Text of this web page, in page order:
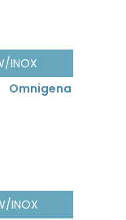
INOX
INOX